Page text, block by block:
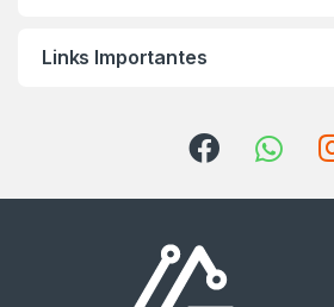
Links Importantes